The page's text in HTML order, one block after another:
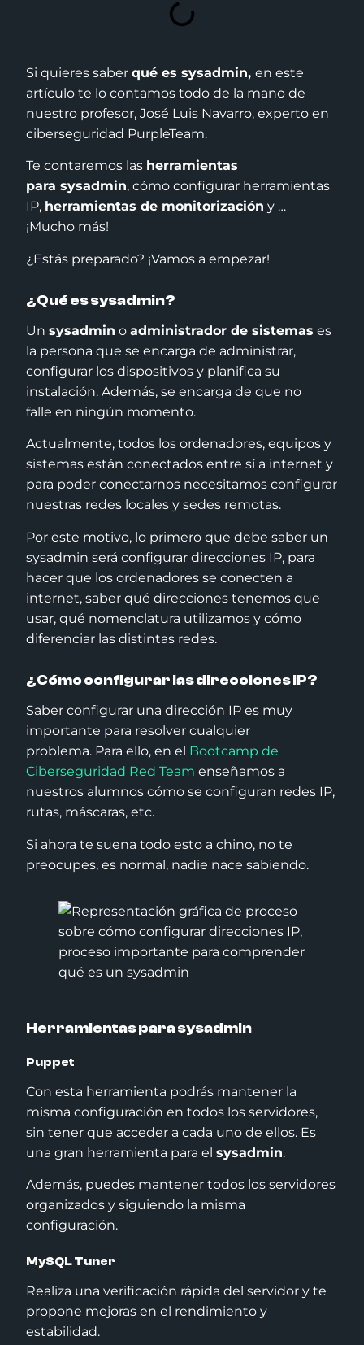
Si quieres saberqué es sysadmin,en este
artículo te lo contamos todo de la mano de
nuestro profesor, José Luis Navarro, experto en
ciberseguridad PurpleTeam.
Te contaremos las herramientas
parasysadmin, cómo configurar herramientas
IP, herramientas de monitorización y …
¡Mucho más!
¿Estás preparado? ¡Vamos a empezar!
¿Qué es sysadmin?
Unsysadmin oadministrador de sistemas es
la persona que se encarga de administrar,
configurar los dispositivos y planifica su
instalación. Además, se encarga de que no
falle en ningún momento.
Actualmente, todos los ordenadores, equipos y
sistemas están conectados entre sí a internet y
para poder conectarnos necesitamos configurar
nuestras redes locales y sedes remotas.
Por este motivo, lo primero que debe saber un
sysadmin será configurar direcciones IP, para
hacer que los ordenadores se conecten a
internet, saber qué direcciones tenemos que
usar, qué nomenclatura utilizamos y cómo
diferenciar las distintas redes.
¿Cómo configurar las direcciones IP?
Saber configurar una dirección IP es muy
importante para resolver cualquier
problema. Para ello, en el Bootcamp de
Ciberseguridad Red Team enseñamos a
nuestros alumnos cómo se configuran redes IP,
rutas, máscaras, etc.
Si ahora te suena todo esto a chino, no te
preocupes, es normal, nadie nace sabiendo.
Herramientas para sysadmin
Puppet
Con esta herramienta podrás mantener la
misma configuración en todos los servidores,
sin tener que acceder a cada uno de ellos. Es
una gran herramienta para elsysadmin.
Además, puedes mantener todos los servidores
organizados y siguiendo la misma
configuración.
MySQL Tuner
Realiza una verificación rápida del servidor y te
propone mejoras en el rendimiento y
estabilidad.